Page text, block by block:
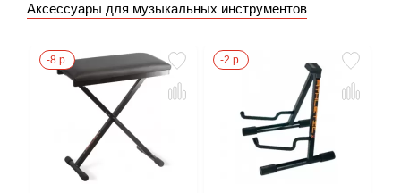
Аксессуары для музыкальных инструментов
-8 р. -2 р.